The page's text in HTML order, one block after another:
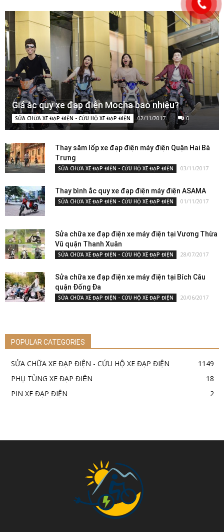
Giá ắc quy xe đạp điện Mocha bao nhiêu?
SỬA CHỮA XE ĐẠP ĐIỆN - CỨU HỘ XE ĐẠP ĐIỆN 02/11/2017 0
Thay săm lốp xe đạp điện máy điện Quận Hai Bà
Trưng
SỬA CHỮA XE ĐẠP ĐIỆN - CỨU HỘ XE ĐẠP ĐIỆN 03/11/2017
Thay bình ắc quy xe đạp điện máy điện ASAMA
SỬA CHỮA XE ĐẠP ĐIỆN - CỨU HỘ XE ĐẠP ĐIỆN 01/11/2017
Sửa chữa xe đạp điện xe máy điện tại Vương Thừa
Vũ quận Thanh Xuân
SỬA CHỮA XE ĐẠP ĐIỆN - CỨU HỘ XE ĐẠP ĐIỆN 28/07/2017
Sửa chữa xe đạp điện xe máy điện tại Bích Câu
quận Đống Đa
SỬA CHỮA XE ĐẠP ĐIỆN - CỨU HỘ XE ĐẠP ĐIỆN 20/06/2017
POPULAR CATEGORIES
SỬA CHỮA XE ĐẠP ĐIỆN - CỨU HỘ XE ĐẠP ĐIỆN
1149
PHỤ TÙNG XE ĐẠP ĐIỆN
18
PIN XE ĐẠP ĐIỆN
2